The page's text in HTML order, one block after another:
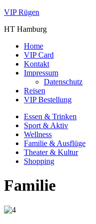
VIP Rügen
HT Hamburg
Home
VIP Card
Kontakt
Impressum
Datenschutz
Reisen
VIP Bestellung
Essen & Trinken
Sport & Aktiv
Wellness
Familie & Ausflüge
Theater & Kultur
Shopping
Familie